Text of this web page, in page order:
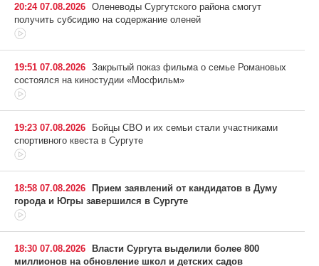
20:24 07.08.2026 Оленеводы Сургутского района смогут
получить субсидию на содержание оленей
19:51 07.08.2026 Закрытый показ фильма о семье Романовых
состоялся на киностудии «Мосфильм»
19:23 07.08.2026
Бойцы СВО и их семьи стали участниками
спортивного квеста в Сургуте
18:58 07.08.2026 Прием заявлений от кандидатов в Думу
города и Югры завершился в Сургуте
18:30 07.08.2026 Власти Сургута выделили более 800
миллионов на обновление школ и детских садов